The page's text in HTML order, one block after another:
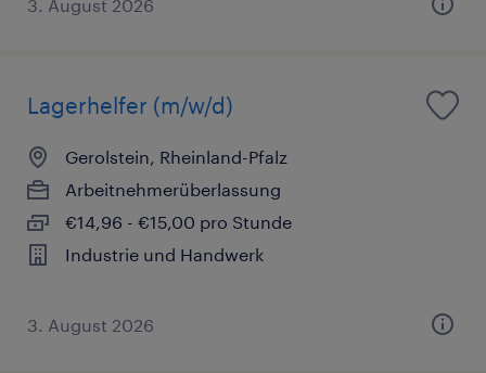
3. August 2026
Lagerhelfer (m/w/d)
Gerolstein, Rheinland-Pfalz
Arbeitnehmerüberlassung
€14,96 - €15,00 pro Stunde
Industrie und Handwerk
3. August 2026